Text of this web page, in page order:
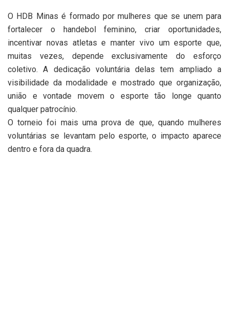
O HDB Minas é formado por mulheres que se unem para
fortalecer o handebol feminino, criar oportunidades,
incentivar novas atletas e manter vivo um esporte que,
muitas vezes, depende exclusivamente do esforço
coletivo. A dedicação voluntária delas tem ampliado a
visibilidade da modalidade e mostrado que organização,
união e vontade movem o esporte tão longe quanto
qualquer patrocínio.
O torneio foi mais uma prova de que, quando mulheres
voluntárias se levantam pelo esporte, o impacto aparece
dentro e fora da quadra.